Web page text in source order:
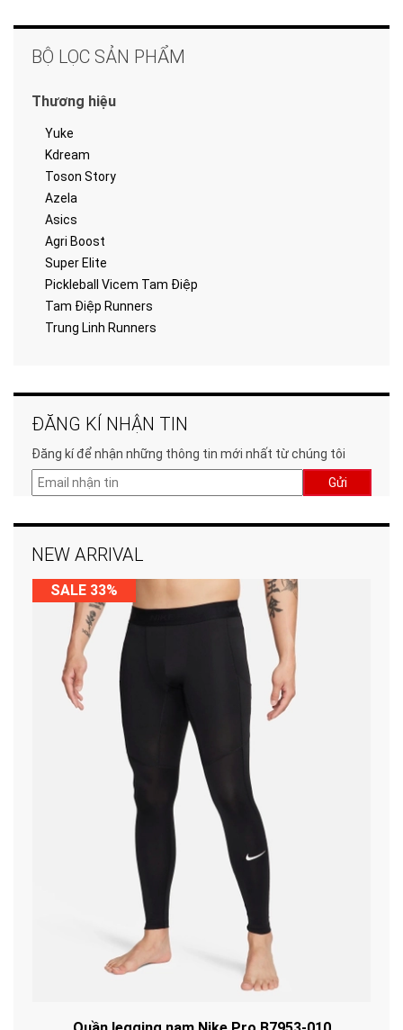
BỘ LỌC SẢN PHẨM
Thương hiệu
Yuke
Kdream
Toson Story
Azela
Asics
Agri Boost
Super Elite
Pickleball Vicem Tam Điệp
Tam Điệp Runners
Trung Linh Runners
ĐĂNG KÍ NHẬN TIN
Đăng kí để nhận những thông tin mới nhất từ chúng tôi
Gửi
NEW ARRIVAL
SALE 33%